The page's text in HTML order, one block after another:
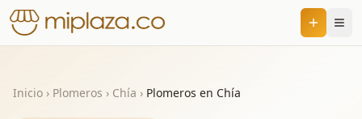
Inicio › Plomeros › Chía › Plomeros en Chía